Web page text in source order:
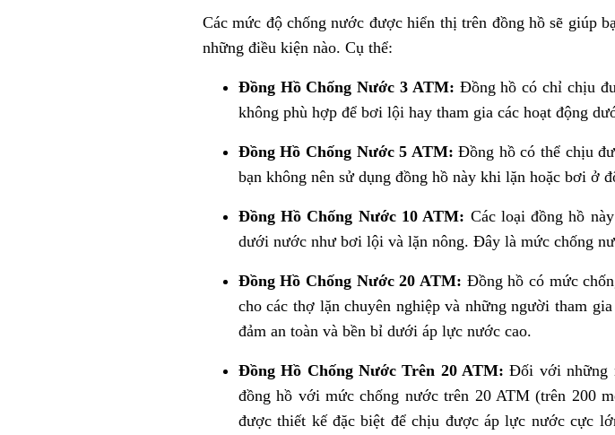
Các mức độ chống nước được hiển thị trên đồng hồ sẽ giúp
những điều kiện nào. Cụ thể:
Đồng Hồ Chống Nước 3 ATM: Đồng hồ có chỉ chịu
không phù hợp để bơi lội hay tham gia các hoạt động
Đồng Hồ Chống Nước 5 ATM: Đồng hồ có thể chịu
bạn không nên sử dụng đồng hồ này khi lặn hoặc bơi ở
Đồng Hồ Chống Nước 10 ATM: Các loại đồng hồ
dưới nước như bơi lội và lặn nông. Đây là mức chống
Đồng Hồ Chống Nước 20 ATM: Đồng hồ có mức
cho các thợ lặn chuyên nghiệp và những người tham
đảm an toàn và bền bỉ dưới áp lực nước cao.
Đồng Hồ Chống Nước Trên 20 ATM:Đối với những
đồng hồ với mức chống nước trên 20 ATM (trên 200
được thiết kế đặc biệt để chịu được áp lực nước cực